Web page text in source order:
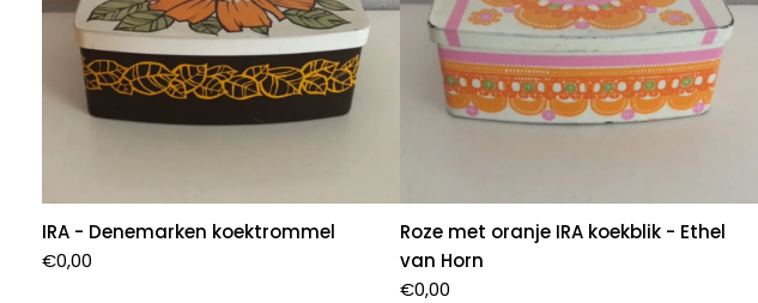
IRA - Denemarken koektrommel
€0,00
Roze met oranje IRA koekblik - Ethel
van Horn
€0,00